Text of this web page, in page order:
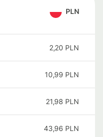
PLN
2,20 PLN
10,99 PLN
21,98 PLN
43,96 PLN